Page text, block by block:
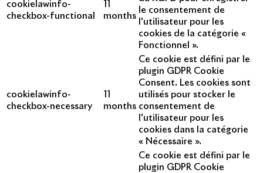
cookielawinfo-
checkbox-functional
months
le consentement de
l'utilisateur pour les
cookies de la catégorie «
Fonctionnel ».
cookielawinfo-
checkbox-necessary
months
Ce cookie est défini par le
plugin GDPR Cookie
Consent. Les cookies sont
utilisés pour stocker le
consentement de
l'utilisateur pour les
cookies dans la catégorie
« Nécessaire ».
Ce cookie est défini par le
plugin GDPR Cookie